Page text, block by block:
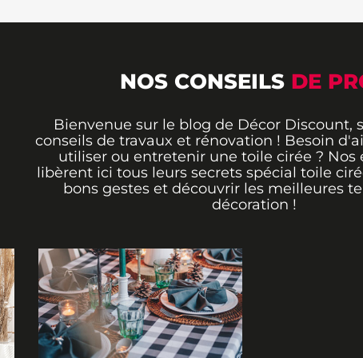
NOS CONSEILS DE
Bienvenue sur le blog de Décor Discount,
conseils de travaux et rénovation ! Besoin
utiliser ou entretenir une toile cirée ? Nos
libèrent ici tous leurs secrets spécial toile
bons gestes et découvrir les meilleures
décoration !